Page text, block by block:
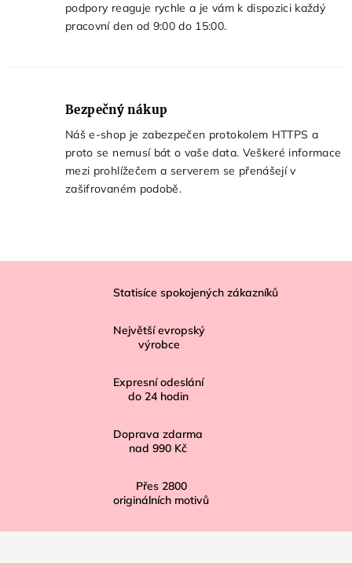
podpory reaguje rychle a je vám k dispozici každý
pracovní den od 9:00 do 15:00.
Bezpečný nákup
Náš e-shop je zabezpečen protokolem HTTPS a
proto se nemusí bát o vaše data. Veškeré informace
mezi prohlížečem a serverem se přenášejí v
zašifrovaném podobě.
Statisíce spokojených zákazníků
Největší evropský
výrobce
Expresní odeslání
do 24 hodin
Doprava zdarma
nad 990 Kč
Přes 2800
originálních motivů